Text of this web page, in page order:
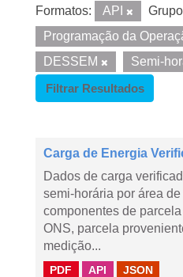
Formatos: API
Programação da
DESSEM
Semi-
Filtrar Resultados
Carga de Energia
Dados de carga
semi-horária por área
componentes de
ONS, parcela
medição...
PDF API JSON